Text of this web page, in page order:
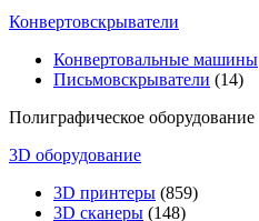
Конвертовскрыватели
Конвертовальные машины
Письмовскрыватели (14)
Полиграфическое оборудование
3D оборудование
3D принтеры (859)
3D сканеры (148)